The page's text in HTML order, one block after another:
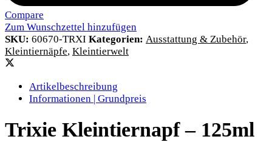
Compare
Zum Wunschzettel hinzufügen
SKU: 60670-TRXI Kategorien: Ausstattung & Zubehör,
Kleintiernäpfe, Kleintierwelt
Artikelbeschreibung
Informationen | Grundpreis
Trixie Kleintiernapf – 125ml